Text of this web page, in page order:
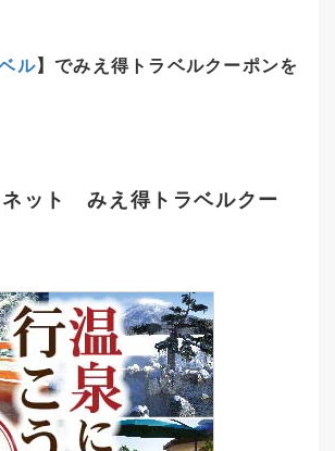
ル】でみえ得トラベルクーポンを
ット
みえ得トラベルクー